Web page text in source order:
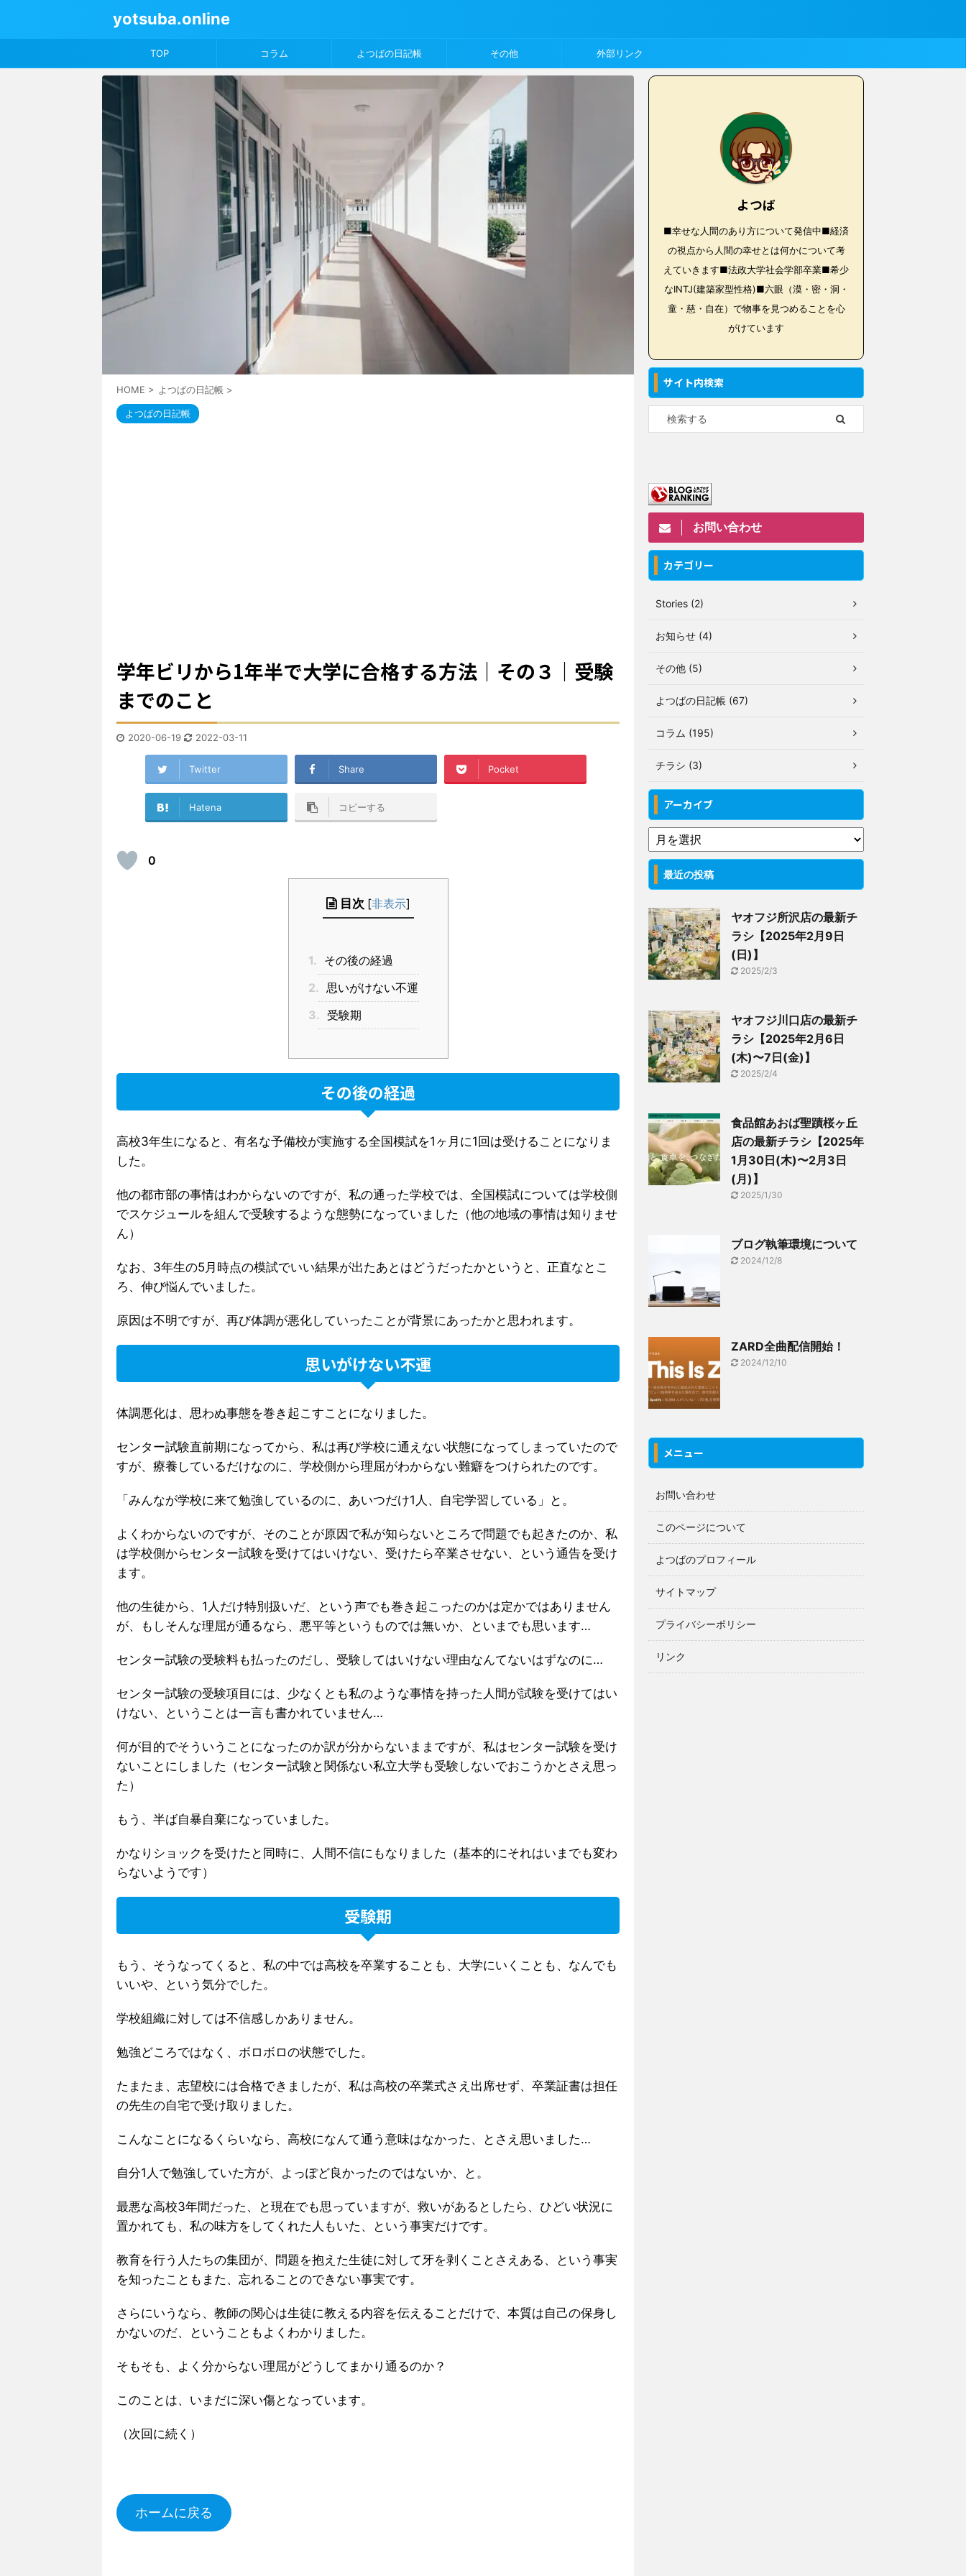
yotsuba.online
TOP コラム よつばの日記帳 その他 外部リンク
HOME > よつばの日記帳 >
よつばの日記帳
学年ビリから1年半で大学に合格する方法｜その３｜受験
までのこと
2020-06-19 2022-03-11
Twitter Share Pocket
Hatena コピーする
0
目次 [非表示]
1. その後の経過
2. 思いがけない不運
3. 受験期
その後の経過
高校3年生になると、有名な予備校が実施する全国模試を1ヶ月に1回は受けることになりま
した。
他の都市部の事情はわからないのですが、私の通った学校では、全国模試については学校側
でスケジュールを組んで受験するような態勢になっていました（他の地域の事情は知りませ
ん）
なお、3年生の5月時点の模試でいい結果が出たあとはどうだったかというと、正直なとこ
ろ、伸び悩んでいました。
原因は不明ですが、再び体調が悪化していったことが背景にあったかと思われます。
思いがけない不運
体調悪化は、思わぬ事態を巻き起こすことになりました。
センター試験直前期になってから、私は再び学校に通えない状態になってしまっていたので
すが、療養しているだけなのに、学校側から理屈がわからない難癖をつけられたのです。
「みんなが学校に来て勉強しているのに、あいつだけ1人、自宅学習している」と。
よくわからないのですが、そのことが原因で私が知らないところで問題でも起きたのか、私
は学校側からセンター試験を受けてはいけない、受けたら卒業させない、という通告を受け
ます。
他の生徒から、1人だけ特別扱いだ、という声でも巻き起こったのかは定かではありません
が、もしそんな理屈が通るなら、悪平等というものでは無いか、といまでも思います…
センター試験の受験料も払ったのだし、受験してはいけない理由なんてないはずなのに…
センター試験の受験項目には、少なくとも私のような事情を持った人間が試験を受けてはい
けない、ということは一言も書かれていません…
何が目的でそういうことになったのか訳が分からないままですが、私はセンター試験を受け
ないことにしました（センター試験と関係ない私立大学も受験しないでおこうかとさえ思っ
た）
もう、半ば自暴自棄になっていました。
かなりショックを受けたと同時に、人間不信にもなりました（基本的にそれはいまでも変わ
らないようです）
受験期
もう、そうなってくると、私の中では高校を卒業することも、大学にいくことも、なんでも
いいや、という気分でした。
学校組織に対しては不信感しかありません。
勉強どころではなく、ボロボロの状態でした。
たまたま、志望校には合格できましたが、私は高校の卒業式さえ出席せず、卒業証書は担任
の先生の自宅で受け取りました。
こんなことになるくらいなら、高校になんて通う意味はなかった、とさえ思いました…
自分1人で勉強していた方が、よっぽど良かったのではないか、と。
最悪な高校3年間だった、と現在でも思っていますが、救いがあるとしたら、ひどい状況に
置かれても、私の味方をしてくれた人もいた、という事実だけです。
教育を行う人たちの集団が、問題を抱えた生徒に対して牙を剥くことさえある、という事実
を知ったこともまた、忘れることのできない事実です。
さらにいうなら、教師の関心は生徒に教える内容を伝えることだけで、本質は自己の保身し
かないのだ、ということもよくわかりました。
そもそも、よく分からない理屈がどうしてまかり通るのか？
このことは、いまだに深い傷となっています。
（次回に続く）
ホームに戻る
よつば
■幸せな人間のあり方について発信中■経済
の視点から人間の幸せとは何かについて考
えていきます■法政大学社会学部卒業■希少
なINTJ(建築家型性格)■六眼（漠・密・洞・
童・慈・自在）で物事を見つめることを心
がけています
サイト内検索
お問い合わせ
カテゴリー
Stories (2)
お知らせ (4)
その他 (5)
よつばの日記帳 (67)
コラム (195)
チラシ (3)
アーカイブ
最近の投稿
ヤオフジ所沢店の最新チ
ラシ【2025年2月9日
(日)】
2025/2/3
ヤオフジ川口店の最新チ
ラシ【2025年2月6日
(木)〜7日(金)】
2025/2/4
食品館あおば聖蹟桜ヶ丘
店の最新チラシ【2025年
1月30日(木)〜2月3日
(月)】
2025/1/30
ブログ執筆環境について
2024/12/8
ZARD全曲配信開始！
2024/12/10
メニュー
お問い合わせ
このページについて
よつばのプロフィール
サイトマップ
プライバシーポリシー
リンク